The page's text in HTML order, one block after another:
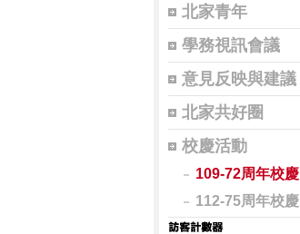
北家青年
學務視訊會議
意見反映與建議
北家共好圈
校慶活動
109-72周年校慶
112-75周年校慶